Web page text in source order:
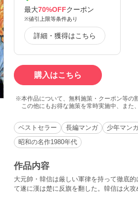
最大70%OFFクーポン
※値引上限等条件あり
詳細・獲得はこちら
購入はこちら
本作品について、無料施策・クーポン等の
この他にもお得な施策を常時実施中、また
ベストセラー 長編マンガ 少年マン
昭和の名作1980年代
作品内容
大元帥・韓信は厳しい軍律を持って徹底
て遂に漢は楚に反旗を翻した。韓信は火